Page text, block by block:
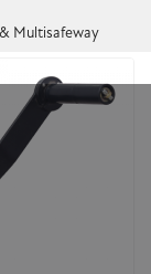
Multisafeway